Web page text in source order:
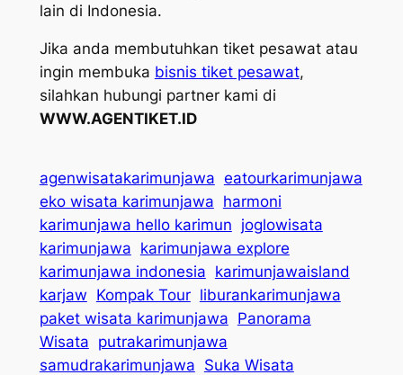
lain di Indonesia.
Jika anda membutuhkan tiket pesawat atau
ingin membuka bisnis tiket pesawat,
silahkan hubungi partner kami di
WWW.AGENTIKET.ID
agenwisatakarimunjawa eatourkarimunjawa
eko wisata karimunjawa harmoni
karimunjawa hello karimun joglowisata
karimunjawa karimunjawa explore
karimunjawa indonesia karimunjawaisland
karjaw Kompak Tour liburankarimunjawa
paket wisata karimunjawa Panorama
Wisata putrakarimunjawa
samudrakarimunjawa Suka Wisata